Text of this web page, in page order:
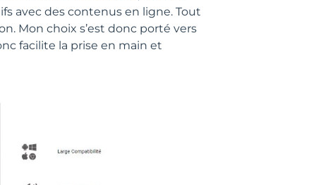
avec des contenus en ligne. Tout
Mon choix s’est donc porté vers
facilite la prise en main et